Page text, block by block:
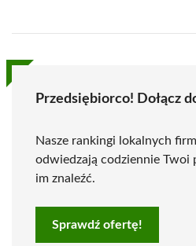
Przedsiębiorco! Dołącz
Nasze rankingi lokalnych
odwiedzają codziennie Twoi
im znaleźć.
Sprawdź ofertę!